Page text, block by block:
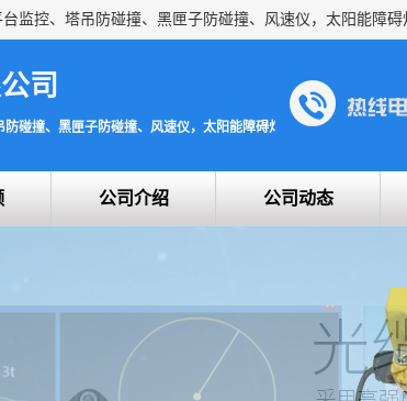
司
碰撞、黑匣子防碰撞、风速仪，太阳能障碍灯安全提示灯
公司介绍 公司动态